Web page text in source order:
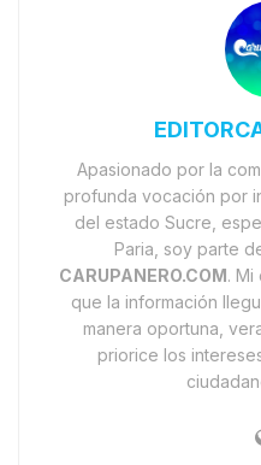
Apasionado por la
profunda vocación por
del estado Sucre,
Paria, soy parte
CARUPANERO.COM. Mi
que la información
manera oportuna,
priorice los